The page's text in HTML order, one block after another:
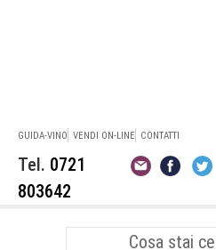
GUIDA-VINO VENDI ON-LINE CONTATTI
Tel. 0721
803642